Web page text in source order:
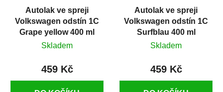
Autolak ve spreji
Volkswagen odstín 1C
Grape yellow 400 ml
Skladem
459 Kč
Autolak ve spreji
Volkswagen odstín 1C
Surfblau 400 ml
Skladem
459 Kč